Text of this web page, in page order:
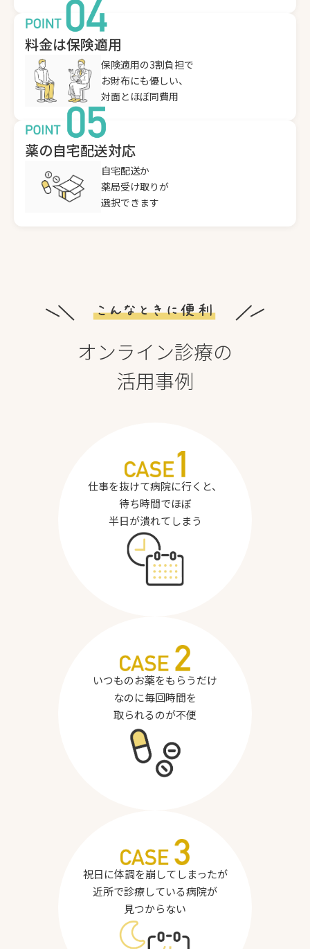
料金は保険適用
保険適用の3割負担で
お財布にも優しい、
対面とほぼ同費用
薬の自宅配送対応
自宅配送か
薬局受け取りが
選択できます
オンライン診療の
活用事例
仕事を抜けて病院に行くと、
待ち時間でほぼ
半日が潰れてしまう
いつものお薬をもらうだけ
なのに毎回時間を
取られるのが不便
祝日に体調を崩してしまったが
近所で診療している病院が
見つからない